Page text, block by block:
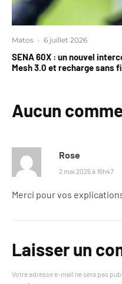
Matos · 6 juillet 2026
SENA 60X : un nouvel
Mesh 3.0 et recharge sans
Aucun
Rose
2 mai 2025 à 16h47
Merci pour vos
Laisser un
Votre adresse e-mail ne sera pas